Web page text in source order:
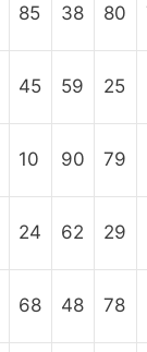
85 38 80
45 59 25
10 90 79
24 62 29
68 48 78